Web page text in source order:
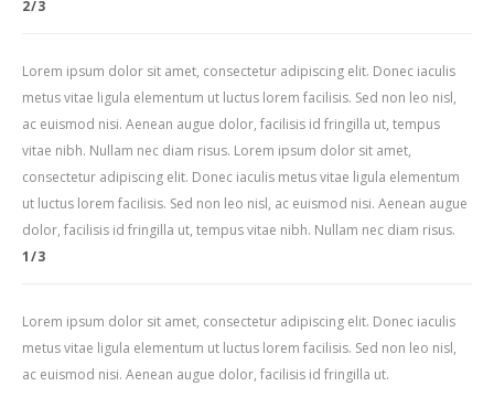
2/3
Lorem ipsum dolor sit amet, consectetur adipiscing elit. Donec iaculis
metus vitae ligula elementum ut luctus lorem facilisis. Sed non leo nisl,
ac euismod nisi. Aenean augue dolor, facilisis id fringilla ut, tempus
vitae nibh. Nullam nec diam risus. Lorem ipsum dolor sit amet,
consectetur adipiscing elit. Donec iaculis metus vitae ligula elementum
ut luctus lorem facilisis. Sed non leo nisl, ac euismod nisi. Aenean augue
dolor, facilisis id fringilla ut, tempus vitae nibh. Nullam nec diam risus.
1/3
Lorem ipsum dolor sit amet, consectetur adipiscing elit. Donec iaculis
metus vitae ligula elementum ut luctus lorem facilisis. Sed non leo nisl,
ac euismod nisi. Aenean augue dolor, facilisis id fringilla ut.